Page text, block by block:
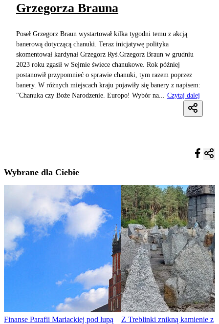
Grzegorza Brauna
Poseł Grzegorz Braun wystartował kilka tygodni temu z akcją
banerową dotyczącą chanuki. Teraz inicjatywę polityka
skomentował kardynał Grzegorz Ryś.Grzegorz Braun w grudniu
2023 roku zgasił w Sejmie świece chanukowe. Rok później
postanowił przypomnieć o sprawie chanuki, tym razem poprzez
banery. W różnych miejscach kraju pojawiły się banery z napisem:
"Chanuka czy Boże Narodzenie. Europo! Wybór na...
Czytaj dalej
Wybrane dla Ciebie
Finanse Parafii Mariackiej pod lupą
Z Treblinki znikną kamienie z